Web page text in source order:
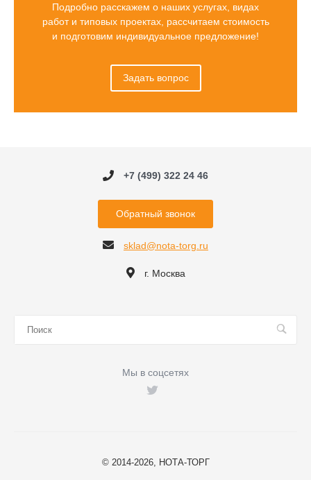
Подробно расскажем о наших услугах, видах
работ и типовых проектах, рассчитаем стоимость
и подготовим индивидуальное предложение!
Задать вопрос
+7 (499) 322 24 46
Обратный звонок
sklad@nota-torg.ru
г. Москва
Мы в соцсетях
© 2014-2026, НОТА-ТОРГ